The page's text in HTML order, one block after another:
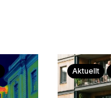
Aktuellt